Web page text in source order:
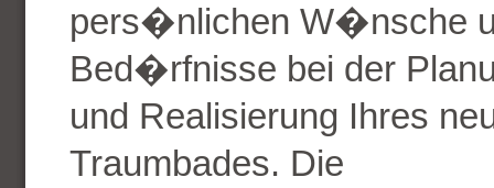
pers�nlichen W�nsche
Bed�rfnisse bei der
und Realisierung Ihres
Traumbades. Die